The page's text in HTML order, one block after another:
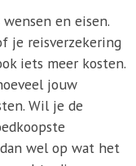
en eisen.
je reisverzekering
iets meer kosten.
jouw
Wil je de
wel op wat het